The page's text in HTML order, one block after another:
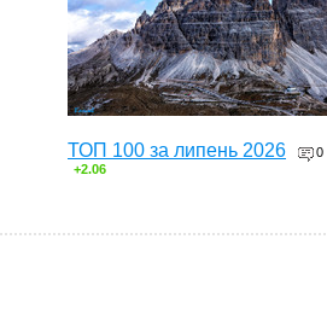
ТОП 100 за липень 2026
0
+2.06